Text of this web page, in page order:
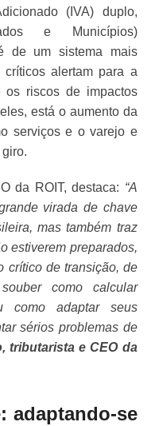
(IVA) duplo,
e Municípios)
de um sistema mais
críticos alertam para a
os riscos de impactos
está o aumento da
serviços e o varejo e
da ROIT, destaca: “A
virada de chave
mas também traz
estiverem preparados,
crítico de transição, de
como calcular
como adaptar seus
sérios problemas de
tributarista e CEO da
adaptando-se